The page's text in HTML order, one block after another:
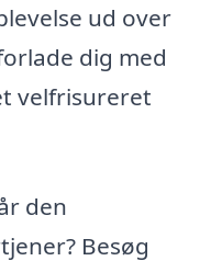
ud over
dig med
velfrisureret
den
Besøg